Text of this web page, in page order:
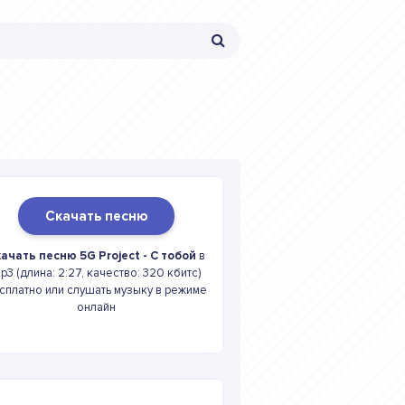
Скачать песню
песню 5G Project - С тобой в
(длина: 2:27, качество: 320 кбитс)
или слушать музыку в режиме
онлайн